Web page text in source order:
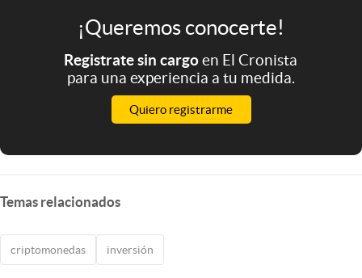
Argentina
¡Queremos conocerte!
Registrate sin cargoen El Cronista
para una experiencia a tu medida.
Quiero registrarme
Temas relacionados
criptomonedas inversión